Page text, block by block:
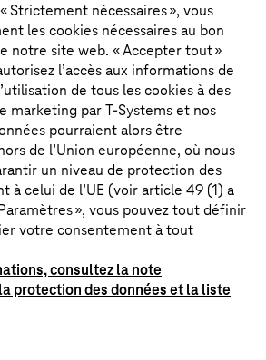
est relationnel-objet
relationnelles constituent toujours
d’entreprise. Hormis
pour des cas d’utilisation
des systèmes d’exploitation sont
relationnelle.
s’appuie sur l’informatique
en utilisant des principes relationnel-
bases de données de graphes ou
Même si certaines requêtes en
qui en découlent sont un peu plus
permet une implémentation
Strictement nécessaires », vous
les cookies nécessaires au bon
notre site web. « Accepter tout »
l’accès aux informations de
de tous les cookies à des
marketing parT-Systemset nos
pourraient alors être
de l’Union européenne, où nous
un niveau de protection des
à celui de l’UE (voir article 49 (1) a
», vous pouvez tout définir
votre consentement à tout
consultez la note
protection des données et la liste